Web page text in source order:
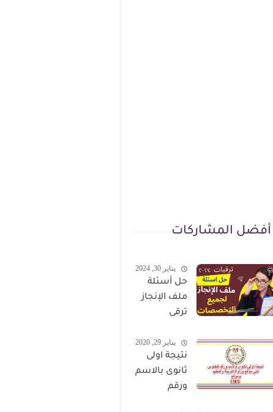
أفضل المشاركات
يناير 30, 2024
حل أسئلة
ملف الإنجاز
ترقى
2024 صالح
لجميع
التخصصات
يناير 29, 2020
نتيجة اولى
ثانوى بالاسم
ورقم